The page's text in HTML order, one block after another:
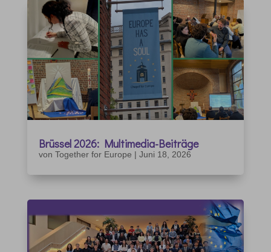
Brüssel 2026: Multimedia-Beiträge
von Together for Europe | Juni 18, 2026